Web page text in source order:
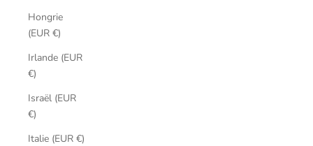
Hongrie
(EUR €)
Irlande (EUR
€)
Israël (EUR
€)
Italie (EUR €)